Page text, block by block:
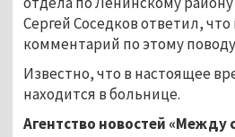
Сергей Соседков ответил, что
комментарий по этому
Известно, что в настоящее
находится в больнице.
Агентство новостей «Между